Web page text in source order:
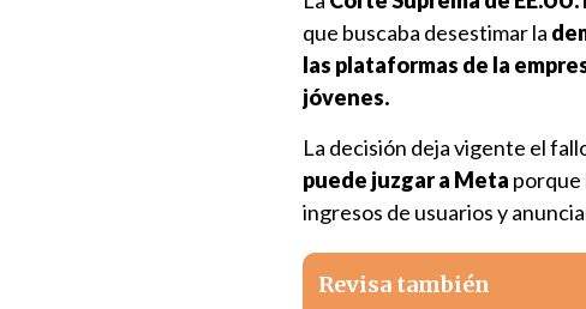
que buscaba desestimar la
las plataformas de la
jóvenes.
La decisión deja vigente el
puede juzgar a Meta porque
ingresos de usuarios y
Revisa también